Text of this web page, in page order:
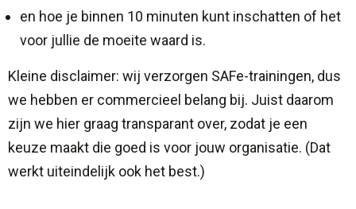
en hoe je binnen 10 minuten kunt inschatten of het
voor jullie de moeite waard is.
Kleine disclaimer: wij verzorgen SAFe-trainingen, dus
we hebben er commercieel belang bij. Juist daarom
zijn we hier graag transparant over, zodat je een
keuze maakt die goed is voor jouw organisatie. (Dat
werkt uiteindelijk ook het best.)